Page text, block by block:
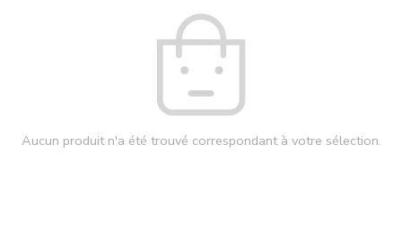
Aucun produit n'a été trouvé correspondant à votre sélection.